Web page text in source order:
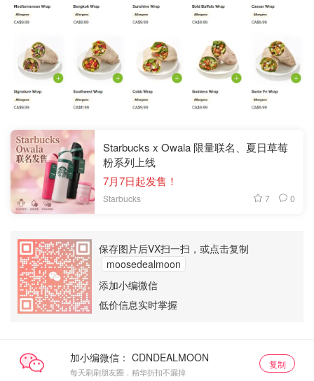
Starbucks x Owala 限量联名、夏日草莓
粉系列上线
7月7日起发售！
Starbucks 7 0
保存图片后VX扫一扫，或点击复制
moosedealmoon
添加小编微信
低价信息实时掌握
加小编微信：
每天刷刷朋友圈，精华折扣不漏掉
复制